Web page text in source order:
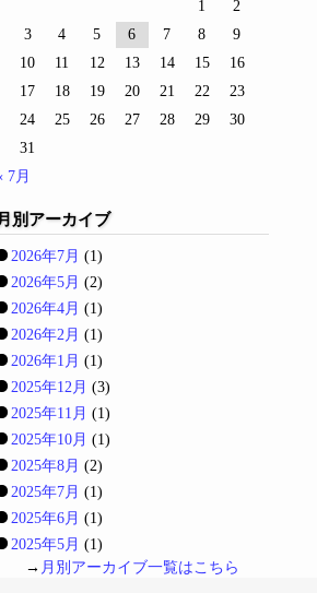
1
2
3
4 5 6 7 8
9
10
11 12 13 14 15
16
17
18 19 20 21 22
23
24
25 26 27 28 29
30
31
7月
月別アーカイブ
2026年7月 (1)
2026年5月 (2)
2026年4月 (1)
2026年2月 (1)
2026年1月 (1)
2025年12月 (3)
2025年11月 (1)
2025年10月 (1)
2025年8月 (2)
2025年7月 (1)
2025年6月 (1)
2025年5月 (1)
→ 月別アーカイブ一覧はこちら